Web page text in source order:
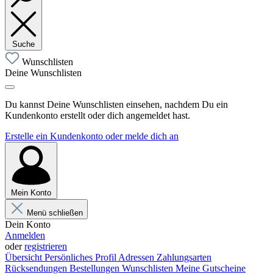
Suche
Wunschlisten
Deine Wunschlisten
Du kannst Deine Wunschlisten einsehen, nachdem Du ein
Kundenkonto erstellt oder dich angemeldet hast.
Erstelle ein Kundenkonto oder melde dich an
Mein Konto
Menü schließen
Dein Konto
Anmelden
oderregistrieren
Übersicht Persönliches Profil Adressen Zahlungsarten
Rücksendungen Bestellungen Wunschlisten Meine Gutscheine